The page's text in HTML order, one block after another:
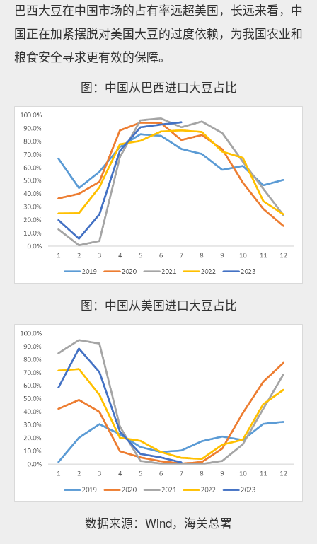
巴西大豆在中国市场的占有率远超美国，长远来看，中
国正在加紧摆脱对美国大豆的过度依赖，为我国农业和
粮食安全寻求更有效的保障。
图：中国从巴西进口大豆占比
图：中国从美国进口大豆占比
数据来源：Wind，海关总署